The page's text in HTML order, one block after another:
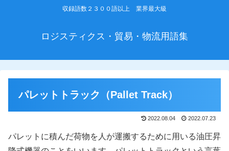
収録語数２３００語以上 業界最大級
ロジスティクス・貿易・物流用語集
パレットトラック（Pallet Track）
2022.08.04 2022.07.23
パレットに積んだ荷物を人が運搬するために用いる油圧昇